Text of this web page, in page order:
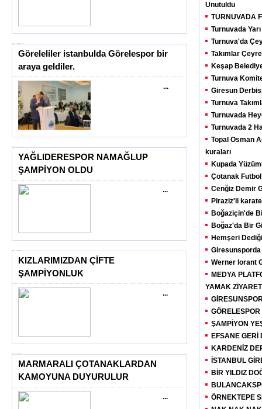
Göreleliler istanbulda Görelespor bir
araya geldiler.
...
YAĞLIDERESPOR NAMAĞLUP
ŞAMPİYON OLDU
...
KIZLARIMIZDAN ÇİFTE
ŞAMPİYONLUK
...
MARMARALI ÇOTANAKLARDAN
KAMOYUNA DUYURULUR
...
Unutuldu
TURNUVADA
Turnuvada
Turnuva'da
Takımlar
Keşap
Turnuva
Giresun
Turnuva
Turnuvada
Turnuvada 2
Topal Osman
kuraları
Kupada
Çotanak Futbol
Cenğiz Demir
Piraziz'li
Boğaziçin'de
Boğaz'da Bir
Hemşeri
Giresunsporda
Werner lorant
MEDYA
YAMAK
ŞAMPİYON
EFSANE GERİ
KARDENİZ
İSTANBUL
BİR YILDIZ
ÖRNEKTEPE